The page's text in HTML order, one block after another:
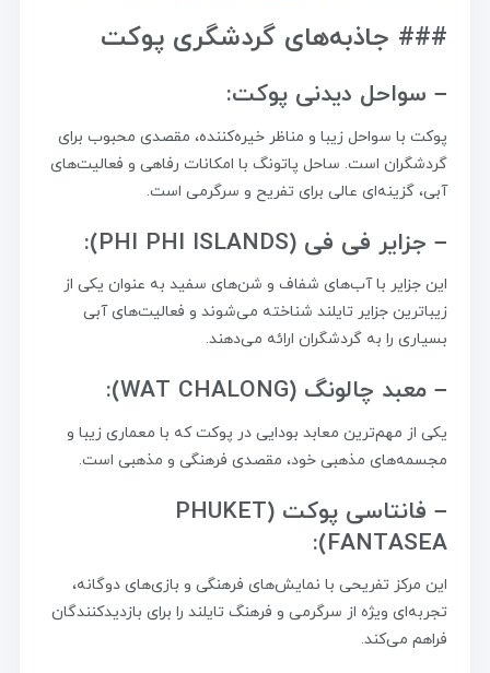
### جاذبه‌های گردشگری پوکت
– سواحل دیدنی پوکت:
پوکت با سواحل زیبا و مناظر خیره‌کننده، مقصدی محبوب برای
گردشگران است. ساحل پاتونگ با امکانات رفاهی و فعالیت‌های
آبی، گزینه‌ای عالی برای تفریح و سرگرمی است.
– جزایر فی فی (PHI PHI ISLANDS):
این جزایر با آب‌های شفاف و شن‌های سفید به عنوان یکی از
زیباترین جزایر تایلند شناخته می‌شوند و فعالیت‌های آبی
بسیاری را به گردشگران ارائه می‌دهند.
– معبد چالونگ (WAT CHALONG):
یکی از مهم‌ترین معابد بودایی در پوکت که با معماری زیبا و
مجسمه‌های مذهبی خود، مقصدی فرهنگی و مذهبی است.
– فانتاسی پوکت (PHUKET
FANTASEA):
این مرکز تفریحی با نمایش‌های فرهنگی و بازی‌های دوگانه،
تجربه‌ای ویژه از سرگرمی و فرهنگ تایلند را برای بازدیدکنندگان
فراهم می‌کند.